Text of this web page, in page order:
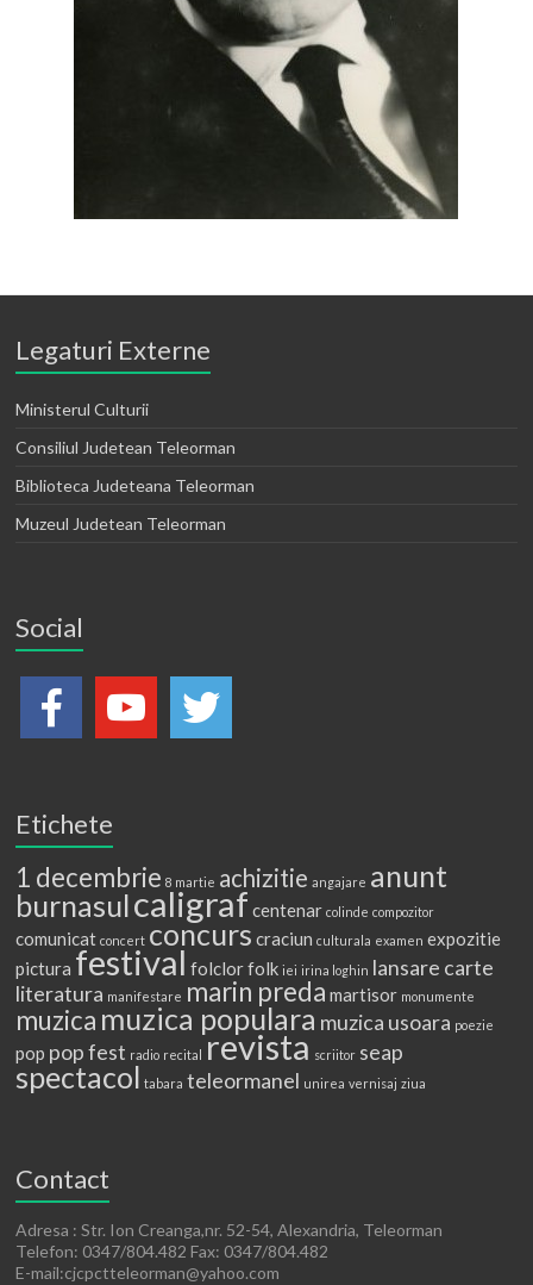
Legaturi Externe
Ministerul Culturii
Consiliul Judetean Teleorman
Biblioteca Judeteana Teleorman
Muzeul Judetean Teleorman
Social
Etichete
1 decembrie 8 martie achizitie angajare anunt
burnasulcaligraf centenar colinde compozitor
comunicat concert concurs craciun culturala examen expozitie
pictura festival folclorfolk iei irina loghin lansare carte
literatura manifestare marin preda martisor monumente
muzica muzica populara muzica usoara poezie
pop pop fest radio recital revista scriitor seap
spectacol tabara teleormanel unirea vernisaj ziua
Contact
Adresa : Str. Ion Creanga,nr. 52-54, Alexandria, Teleorman
Telefon: 0347/804.482 Fax: 0347/804.482
E-mail:cjcpctteleorman@yahoo.com